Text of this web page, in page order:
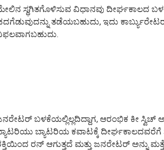
ಸ್ಥಗಿತಗೊಳಿಸುವ ವಿಧಾನವು ದೀರ್ಘಕಾಲದ
ತಡೆಯಬಹುದು, ಇದು
ಬಳಕೆಯಲ್ಲಿಲ್ಲದಿದ್ದಾಗ, ಆರಂಭಿಕ ಕೀ ಸ್ವಿಚ್
ಬ್ಯಾಟರಿಯ ಕವಾಟಕ್ಕೆ ದೀರ್ಘಕಾಲದವರೆಗೆ
ರನ್ ಆಗುತ್ತದೆ ಮತ್ತು ಜನರೇಟರ್ ಅನ್ನು ಮತ್ತೆ